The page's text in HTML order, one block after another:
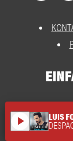
play_arrow LUIS